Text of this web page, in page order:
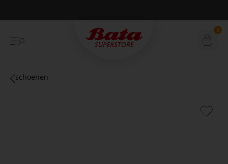
Betaal achteraf met Klarna 0
schoenen